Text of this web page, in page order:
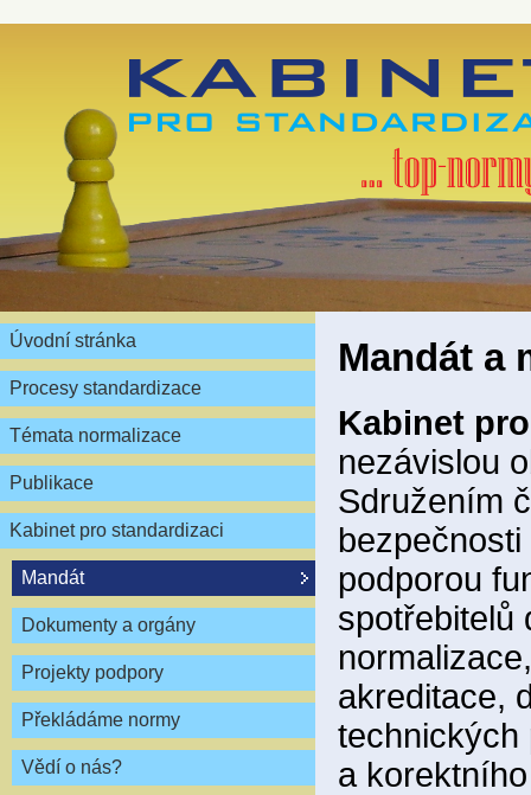
Úvodní stránka
Procesy standardizace
Témata normalizace
Publikace
Kabinet pro standardizaci
Mandát
Dokumenty a orgány
Projekty podpory
Překládáme normy
Vědí o nás?
Mandát a
Kabinet
nezávislou
Sdružením
podporou
spotřebitelů
akreditace,
technických
a